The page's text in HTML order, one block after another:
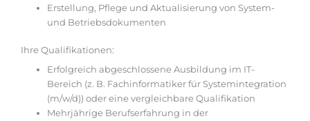
Erstellung, Pflege und Aktualisierung von System-
und Betriebsdokumenten
Ihre Qualifikationen:
Erfolgreich abgeschlossene Ausbildung im IT-
Bereich (z. B. Fachinformatiker für Systemintegration
(m/w/d)) oder eine vergleichbare Qualifikation
Mehrjährige Berufserfahrung in der